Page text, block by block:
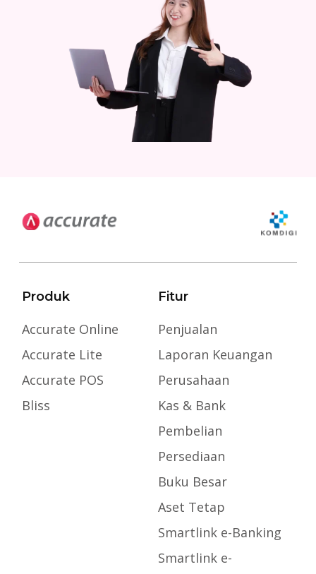
Produk
Accurate Online
Accurate Lite
Accurate POS
Bliss
Fitur
Penjualan
Laporan Keuangan
Perusahaan
Kas & Bank
Pembelian
Persediaan
Buku Besar
Aset Tetap
Smartlink e-Banking
Smartlink e-